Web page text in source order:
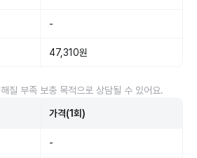
-
47,310원
질 부족 보충 목적으로 상담될 수 있어요.
가격(1회)
-